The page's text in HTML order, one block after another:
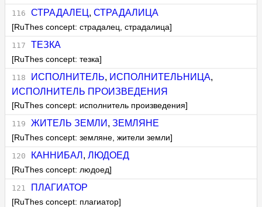
СТРАДАЛЕЦ , СТРАДАЛИЦА
[RuThes concept: страдалец, страдалица]
ТЕЗКА
[RuThes concept: тезка]
ИСПОЛНИТЕЛЬ, ИСПОЛНИТЕЛЬНИЦА,
ИСПОЛНИТЕЛЬ ПРОИЗВЕДЕНИЯ
[RuThes concept: исполнитель произведения]
ЖИТЕЛЬ ЗЕМЛИ , ЗЕМЛЯНЕ
[RuThes concept: земляне, жители земли]
КАННИБАЛ , ЛЮДОЕД
[RuThes concept: людоед]
ПЛАГИАТОР
[RuThes concept: плагиатор]